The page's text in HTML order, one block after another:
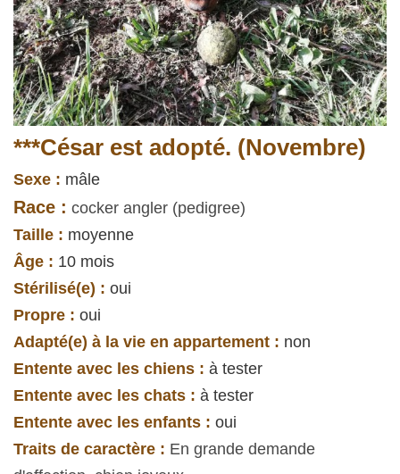
***César est adopté. (Novembre)
Sexe : mâle
Race : cocker angler (pedigree)
Taille : moyenne
Âge : 10 mois
Stérilisé(e) : oui
Propre : oui
Adapté(e) à la vie en appartement : non
Entente avec les chiens : à tester
Entente avec les chats : à tester
Entente avec les enfants : oui
Traits de caractère : En grande demande